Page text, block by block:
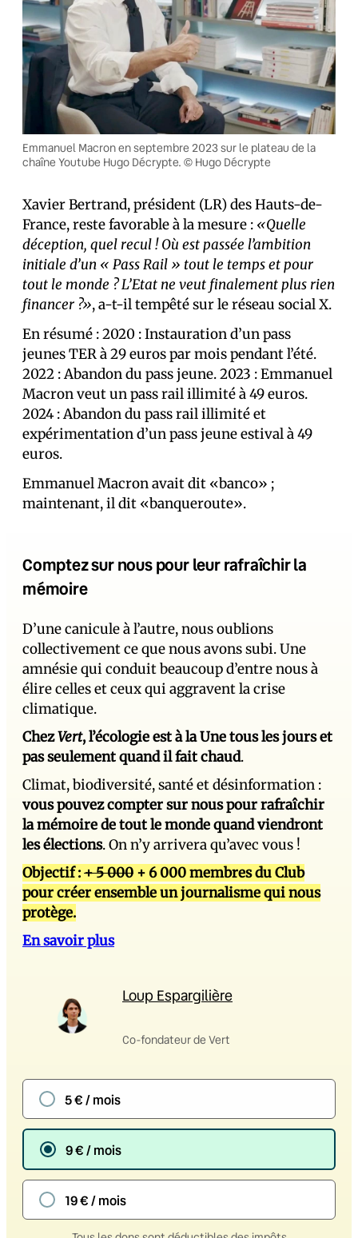
Emmanuel Macron en septembre 2023 sur le plateau de la
chaîne Youtube Hugo Décrypte. © Hugo Décrypte
Xavier Bertrand, président (LR) des Hauts-de-
France, reste favorable à la mesure : «Quelle
déception, quel recul ! Où est passée l’ambition
initiale d’un « Pass Rail » tout le temps et pour
tout le monde ? L’Etat ne veut finalement plus rien
financer ?», a-t-il tempêté sur le réseau social X.
En résumé : 2020 : Instauration d’un pass
jeunes TER à 29 euros par mois pendant l’été.
2022 : Abandon du pass jeune. 2023 : Emmanuel
Macron veut un pass rail illimité à 49 euros.
2024 : Abandon du pass rail illimité et
expérimentation d’un pass jeune estival à 49
euros.
Emmanuel Macron avait dit «banco» ;
maintenant, il dit «banqueroute».
Comptez sur nous pour leur rafraîchir la
mémoire
D’une canicule à l’autre, nous oublions
collectivement ce que nous avons subi. Une
amnésie qui conduit beaucoup d’entre nous à
élire celles et ceux qui aggravent la crise
climatique.
ChezVert, l’écologie est à la Une tous les jours et
pas seulement quand il fait chaud.
Climat, biodiversité, santé et désinformation :
vous pouvez compter sur nous pour rafraîchir
la mémoire de tout le monde quand viendront
les élections. On n’y arrivera qu’avec vous !
Objectif :+ 5 000 + 6 000 membres du Club
pour créer ensemble un journalisme qui nous
protège.
En savoir plus
Loup Espargilière
Co-fondateur de Vert
5 € / mois
9 € / mois
19 € / mois